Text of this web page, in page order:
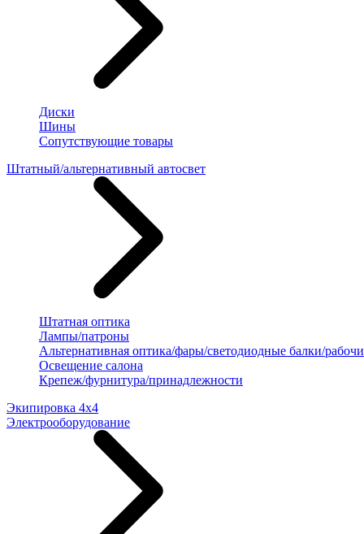
Диски
Шины
Сопутствующие товары
Штатный/альтернативный автосвет
Штатная оптика
Лампы/патроны
Альтернативная оптика/фары/светодиодные балки/
Освещение салона
Крепеж/фурнитура/принадлежности
Экипировка 4х4
Электрооборудование